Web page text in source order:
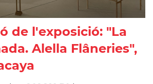
de l'exposició: "La
Alella Flâneries",